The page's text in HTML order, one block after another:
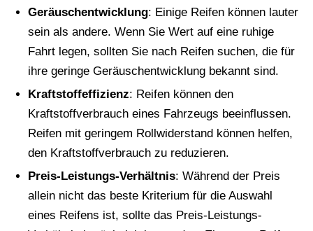
Geräuschentwicklung: Einige Reifen können lauter
sein als andere. Wenn Sie Wert auf eine ruhige
Fahrt legen, sollten Sie nach Reifen suchen, die für
ihre geringe Geräuschentwicklung bekannt sind.
Kraftstoffeffizienz: Reifen können den
Kraftstoffverbrauch eines Fahrzeugs beeinflussen.
Reifen mit geringem Rollwiderstand können helfen,
den Kraftstoffverbrauch zu reduzieren.
Preis-Leistungs-Verhältnis: Während der Preis
allein nicht das beste Kriterium für die Auswahl
eines Reifens ist, sollte das Preis-Leistungs-